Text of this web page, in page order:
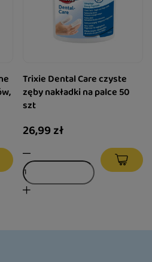
Trixie Dental Care czyste
zęby nakładki na palce 50
szt
26,99 zł